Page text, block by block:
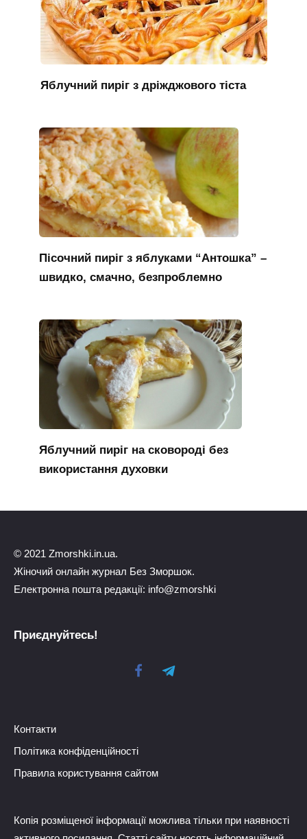
Яблучний пиріг з дріжджового тіста
Пісочний пиріг з яблуками “Антошка” –
швидко, смачно, безпроблемно
Яблучний пиріг на сковороді без
використання духовки
© 2021 Zmorshki.in.ua.
Жіночий онлайн журнал Без Зморшок.
Електронна пошта редакції: info@zmorshki
Приєднуйтесь!
Контакти
Політика конфіденційності
Правила користування сайтом
Копія розміщеної інформації можлива тільки при наявності